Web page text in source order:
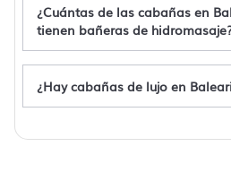
¿Cuántas de las cabañas en
tienen bañeras de
¿Hay cabañas de lujo en